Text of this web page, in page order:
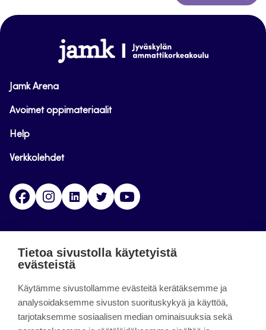
takaisin
www.jamk.fi
Jamk Arena
Avoimet oppimateriaalit
Help
Verkkolehdet
FacebookInstagramLinkedinTwitter
päättynyt 11.9.2023.
About the site
Tietoa sivustolla käytetyistä
evästeistä
Käytämme sivustollamme evästeitä kerätäksemme ja
analysoidaksemme sivuston suorituskykyä ja käyttöä,
tarjotaksemme sosiaalisen median ominaisuuksia sekä